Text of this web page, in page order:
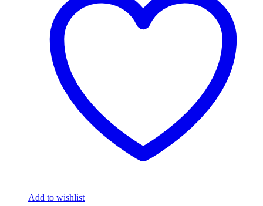
Add to wishlist